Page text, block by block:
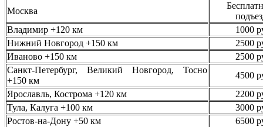
Москва
Владимир +120 км
1000
Нижний Новгород +150 км
2500
Иваново +150 км
2500
Санкт-Петербург, Великий Новгород, Тосно
+150 км
4500
Ярославль, Кострома +120 км
2200
Тула, Калуга +100 км
3000
Ростов-на-Дону +50 км
6500